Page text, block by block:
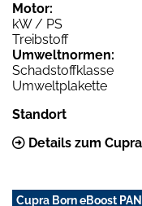
Motor:
kW / PS
Treibstoff
Umweltnormen:
Schadstoffklasse
Umweltplakette
Standort
Details zum
Cupra Born eBoost